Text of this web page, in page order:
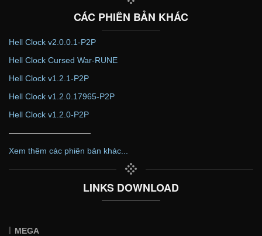
CÁC PHIÊN BẢN KHÁC
Hell Clock v2.0.0.1-P2P
Hell Clock Cursed War-RUNE
Hell Clock v1.2.1-P2P
Hell Clock v1.2.0.17965-P2P
Hell Clock v1.2.0-P2P
——————————
Xem thêm các phiên bản khác...
LINKS DOWNLOAD
MEGA